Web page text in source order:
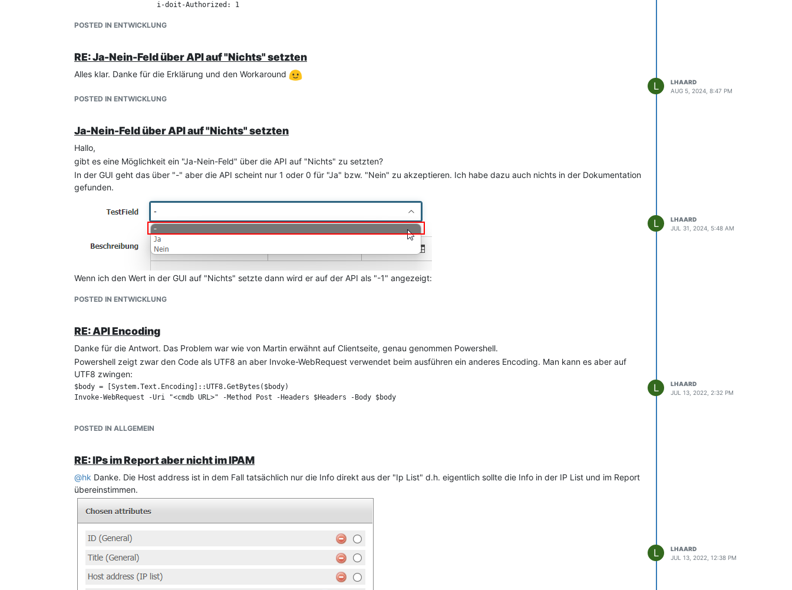
                    i-doit-Authorized: 1
                    Cache-Control: no-store, no-cache, must-revalidate,public
Headers           : {[Pragma, no-cache], [i-doit-Authorized, 1], [X-RPC-Auth-Session, 4501lvlqcaib1q87oeh855109q], [Cache-Control, no-store, no-cache,
Images            : {}
Links             : {}
Könnte das bitte jemand testen und bestätigen.
Danke.
POSTED IN ENTWICKLUNG
RE: Ja-Nein-Feld über API auf "Nichts" setzten
Alles klar. Danke für die Erklärung und den Workaround
POSTED IN ENTWICKLUNG
L
LHAARD
AUG 5, 2024, 8:47 PM
Ja-Nein-Feld über API auf "Nichts" setzten
Hallo,
gibt es eine Möglichkeit ein "Ja-Nein-Feld" über die API auf "Nichts" zu setzten?
In der GUI geht das über "-" aber die API scheint nur 1 oder 0 für "Ja" bzw. "Nein" zu akzeptieren. Ich habe dazu auch nichts in der Dokumentation
gefunden.
Wenn ich den Wert in der GUI auf "Nichts" setzte dann wird er auf der API als "-1" angezeigt:
[2024-07-31 04:54:37 323248] ERROR: An exception occured while processing request: -32603 Internal error: There was an validation error {
    "f_dialog_c_17163695658542670": "(dialog) Property value should be greater then zero."
Danke
POSTED IN ENTWICKLUNG
L
LHAARD
JUL 31, 2024, 5:48 AM
RE: API Encoding
Danke für die Antwort. Das Problem war wie von Martin erwähnt auf Clientseite, genau genommen Powershell.
Powershell zeigt zwar den Code als UTF8 an aber Invoke-WebRequest verwendet beim ausführen ein anderes Encoding. Man kann es aber auf
UTF8 zwingen:
$body = [System.Text.Encoding]::UTF8.GetBytes($body)
POSTED IN ALLGEMEIN
L
LHAARD
JUL 13, 2022, 2:32 PM
RE: IPs im Report aber nicht im IPAM
@hk Danke. Die Host address ist in dem Fall tatsächlich nur die Info direkt aus der "Ip List" d.h. eigentlich sollte die Info in der IP List und im Report
übereinstimmen.
L
LHAARD
JUL 13, 2022, 12:38 PM